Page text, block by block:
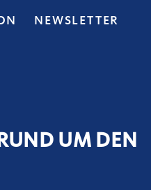
NEWSLETTER
UM DEN